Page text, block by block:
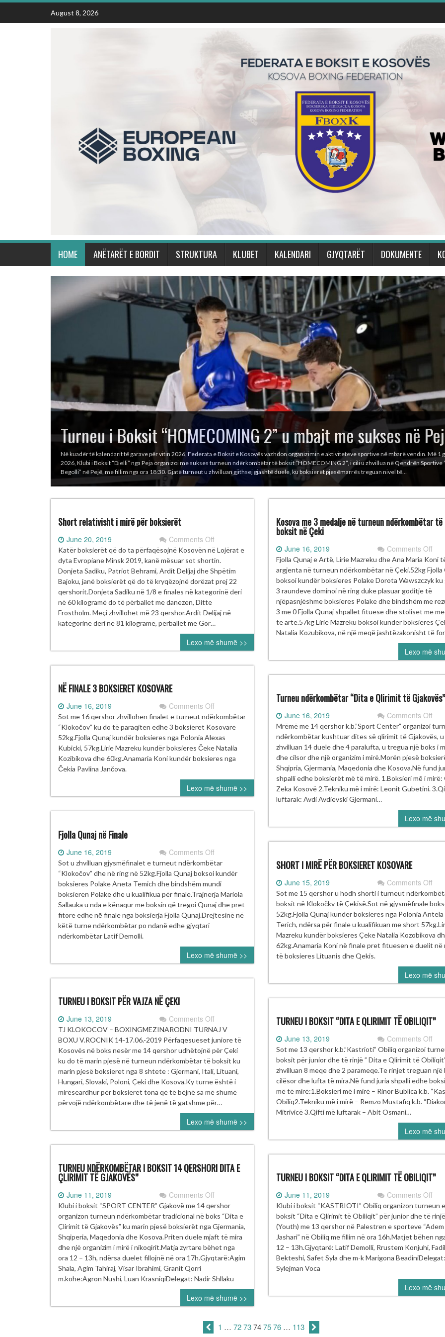
Skip
content
August 8, 2026
HOME ANËTARËT E BORDIT STRUKTURA KLUBET KALENDARI GJYQTARËT DOKUMENTE
Turneu i Boksit “HOMECOMING 2” u mbajt me sukses në
Në kuadër të kalendarit të garave për vitin 2026, Federata e Boksit e Kosovës vazhdon organizimin e aktiviteteve sportive në mbarë vendin. Më 1
2026, Klubi i Boksit “Dielli” nga Peja organizoi me sukses turneun ndërkombëtar të boksit “HOMECOMING 2”, i cili u zhvillua në Qendrën Sportive
Begolli” në Pejë, me fillim nga ora 18:30. Gjatë turneut u zhvilluan gjithsej gjashtë duele, ku boksierët pjesëmarrës treguan nivel të…
Short relativisht i mirë për boksierët
June 20, 2019 Comments Offon
Short
relativisht
i
mirë
për
Katër boksierët që do ta përfaqësojnë Kosovën në Lojërat e
dyta Evropiane Minsk 2019, kanë mësuar sot shortin.
Donjeta Sadiku, Patriot Behrami, Ardit Delijaj dhe Shpëtim
Bajoku, janë boksierët që do të kryqëzojnë dorëzat prej 22
qershorit.Donjeta Sadiku në 1/8 e finales në kategorinë deri
në 60 kilogramë do të përballet me danezen, Ditte
Frostholm. Meçi zhvillohet më 23 qershor.Ardit Delijaj në
kategorinë deri në 81 kilogramë, përballet me Gor…
Lexo më shumë >>
Kosova me 3 medalje në turneun ndërkombëtar të
boksit në Çeki
June 16, 2019 Comments Offon
me
3
në
të
në
Fjolla Qunaj e Artë, Lirie Mazreku dhe Ana Maria Koni
argjenta në turneun ndërkombëtar në Çeki.52kg Fjolla
boksoi kundër boksieres Polake Dorota Wawszczyk
3 raundeve dominoi në ring duke plasuar goditje të
njëpasnjëshme boksieres Polake dhe bindshëm me
3 me 0 Fjolla Qunaj shpallet fituese dhe stoliset me
të arte.57kg Lirie Mazreku boksoi kundër boksieres
Natalia Kozubikova, në një meqë jashtëzakonisht të
Lexo më
NË FINALE 3 BOKSIERET KOSOVARE
June 16, 2019 Comments Offon
NË
FINALE
3
BOKSIERET
KOSOVARE
Sot me 16 qershor zhvillohen finalet e turneut ndërkombëtar
“Klokočov” ku do të paraqiten edhe 3 boksieret Kosovare
52kg.Fjolla Qunaj kundër boksieres nga Polonia Alexas
Kubicki, 57kg.Lirie Mazreku kundër boksieres Čeke Natalia
Kozibikova dhe 60kg.Anamaria Koni kundër boksieres nga
Čekia Pavlina Jančova.
Lexo më shumë >>
Turneu ndërkombëtar “Dita e Qlirimit të Gjakovës”
June 16, 2019 Comments Offon
e
të
Mrëmë me 14 qershor k.b.”Sport Center” organizoi
ndërkombëtar kushtuar dites së qlirimit të Gjakovës, u
zhvilluan 14 duele dhe 4 paralufta, u tregua një boks i
dhe cilsor dhe një organizim i mirë.Morën pjesë
Shqipria, Gjermania, Maqedonia dhe Kosova.Në fund
shpalli edhe boksierët më të mirë. 1.Boksieri mē i mirë:
Zeka Kosovë 2.Tekniku më i mirë: Leonit Gubetini.
luftarak: Avdi Avdievski Gjermani…
Lexo më
Fjolla Qunaj në Finale
June 16, 2019 Comments Offon
Fjolla
Qunaj
në
Finale
Sot u zhvilluan gjysmëfinalet e turneut ndërkombëtar
“Klokočov” dhe në ring në 52kg.Fjolla Qunaj boksoi kundër
boksieres Polake Aneta Temich dhe bindshëm mundi
boksieren Polake dhe u kualifikua për finale.Trajnerja Mariola
Sallauka u nda e kënaqur me boksin që tregoi Qunaj dhe pret
fitore edhe nē finale nga boksierja Fjolla Qunaj.Drejtesinë në
këtë turne ndërkombëtar po ndanë edhe gjyqtari
ndërkombëtar Latif Demolli.
Lexo më shumë >>
SHORT I MIRË PËR BOKSIERET KOSOVARE
June 15, 2019 Comments Offon
I
MIRË
Sot me 15 qershor u hodh shorti i turneut
boksit në Klokočkv të Çekisë.Sot në gjysmëfinale
52kg.Fjolla Qunaj kundër boksieres nga Polonia Antela
Terich, ndërsa për finale u kualifikuan me short
Mazreku kundër boksieres Çeke Natalia Kozobikova
62kg.Anamaria Koni në finale pret fituesen e duelit në
të boksieres Lituanis dhe Qekis.
Lexo më
TURNEU I BOKSIT PËR VAJZA NË ÇEKI
June 13, 2019 Comments Offon
TURNEU
I
BOKSIT
PËR
VAJZA
NË
ÇEKI
TJ KLOKOCOV – BOXINGMEZINARODNI TURNAJ V
BOXU V.ROCNIK 14-17.06.-2019 Përfaqesueset juniore të
Kosovës në boks nesër me 14 qershor udhëtojnë për Çeki
ku do të marin pjesë në turneun ndërkombëtar të boksit ku
marin pjesë boksieret nga 8 shtete : Gjermani, Itali, Lituani,
Hungari, Slovaki, Poloni, Çeki dhe Kosova.Ky turne është i
mirëseardhur për boksieret tona që të bëjnë sa më shumë
përvojë ndërkombëtare dhe të jenë të gatshme për…
Lexo më shumë >>
TURNEU I BOKSIT “DITA E QLIRIMIT TË OBILIQIT”
June 13, 2019 Comments Offon
I
E
Sot me 13 qershor k.b.”Kastrioti” Obiliq organizoi
boksit për junior dhe të rinjë ” Dita e Qlirimit të
zhvilluan 8 meqe dhe 2 parameqe.Te rinjet treguan një
cilësor dhe lufta të mira.Në fund juria shpalli edhe
më të mirë:1.Boksieri më i mirë – Rinor Bublica k.b.
Obiliq2.Tekniku më i mirë – Remzo Mustafiq k.b.
Mitrivicë 3.Qifti më luftarak – Abit Osmani…
Lexo më
TURNEU NDËRKOMBËTAR I BOKSIT 14 QERSHORI DITA E
ÇLIRIMIT TË GJAKOVËS”
June 11, 2019 Comments Offon
TURNEU
NDËRKOMBËTAR
I
BOKSIT
14
QERSHORI
E
ÇLIRIMIT
TË
GJAKOVËS”
Klubi i boksit “SPORT CENTER” Gjakovë me 14 qershor
organizon turneun ndërkombëtar tradicional në boks “Dita e
Çlirimit të Gjakovës” ku marin pjesë boksierët nga Gjermania,
Shqiperia, Maqedonia dhe Kosova.Priten duele mjaft të mira
dhe një organizim i mirë i nikoqirit.Matja zyrtare bëhet nga
ora 12 – 13h, ndërsa duelet fillojnë në ora 17h.Gjyqtarë:Agim
Shala, Agim Tahiraj, Visar Ibrahimi, Granit Qorri
m.kohe:Agron Nushi, Luan KrasniqiDelegat: Nadir Shllaku
Lexo më shumë >>
TURNEU I BOKSIT “DITA E QLIRIMIT TË OBILIQIT”
June 11, 2019 Comments Offon
I
E
Klubi i boksit “KASTRIOTI” Obiliq organizon turneun e
boksit “Dita e Qlirimit të Obiliqit” për junior dhe të rinjë
(Youth) me 13 qershor në Palestren e sporteve “Adem
Jashari” në Obiliq me fillim në ora 16h.Matjet bëhen
12 – 13h.Gjyqtarë: Latif Demolli, Rrustem Konjuhi, Fadil
Bekteshi, Safet Syla dhe m-k Marigona BeadiniDelegat:
Sylejman Voca
Lexo më
1 … 72 73 74 75 76 … 113